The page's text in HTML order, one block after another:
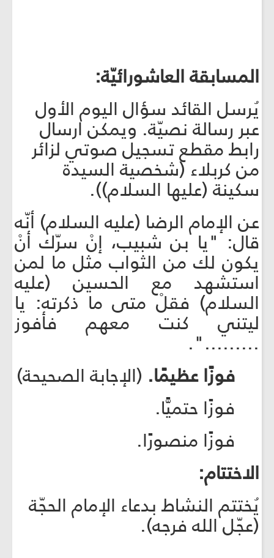
المسابقة العاشورائيّة:
يُرسل القائد سؤال اليوم الأول
عبر رسالة نصيّة. ويمكن ارسال
رابط مقطع تسجيل صوتي لزائر
من كربلاء (شخصية السيدة
سكينة (عليها السلام)).
عن الإمام الرضا (عليه السلام) أنّه
قال: "يا بن شبيب، إنْ سرّك أنْ
يكون لك من الثواب مثل ما لمن
استشهد مع الحسين (عليه
السلام) فقلْ متى ما ذكرته: يا
ليتني كنت معهم فأفوز
.........".
فوزًا عظيمًا. (الإجابة الصحيحة)
فوزًا حتميًّا.
فوزًا منصورًا.
الاختتام:
يُختتم النشاط بدعاء الإمام الحجّة
(عجّل الله فرجه).